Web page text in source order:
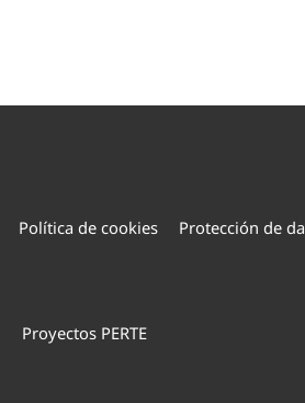
Política de cookies Protección de
Proyectos PERTE